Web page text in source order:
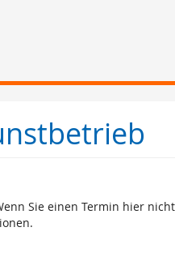
Sie einen Termin hier